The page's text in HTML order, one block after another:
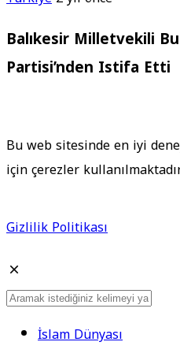
Balıkesir Milletvekili
Partisi’nden Istifa Etti
Bu web sitesinde en iyi
için çerezler
Gizlilik Politikası
İslam Dünyası